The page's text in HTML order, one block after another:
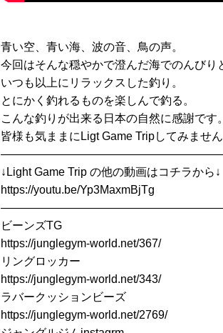
青い空、青い海、波の音、鳥の声。
今回はそんな穏やかで澄んだ海でのんびり
いつも以上にリラックスした釣り。
とにかく釣れるものを楽しんで釣る。
こんな釣りが出来る日本の自然に感謝です。
皆様も気ままにLigt Game Tripしてみません
↓Light Game Trip の他の動画はコチラから↓
https://youtu.be/Yp3MaxmBjTg
ビーンズTG
https://junglegym-world.net/367/
リングロッカー
https://junglegym-world.net/343/
ラバークッションビーズ
https://junglegym-world.net/2769/